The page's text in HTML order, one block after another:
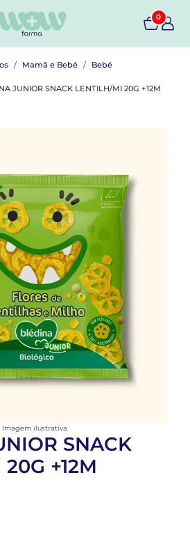
0
Mamã e Bebé Bebé
JUNIOR SNACK LENTILH/MI 20G +12M
Imagem ilustrativa
SNACK
+12M